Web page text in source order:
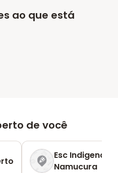
ao que está
de você
Esc Indigena
Namucura